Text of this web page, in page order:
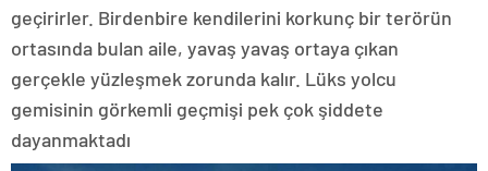
geçirirler. Birdenbire kendilerini korkunç bir terörün
ortasında bulan aile, yavaş yavaş ortaya çıkan
gerçekle yüzleşmek zorunda kalır. Lüks yolcu
gemisinin görkemli geçmişi pek çok şiddete
dayanmaktadı